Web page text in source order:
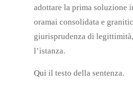
adottare la prima soluzione
oramai consolidata e
giurisprudenza di
l’istanza.
Quiil testo della sentenza.